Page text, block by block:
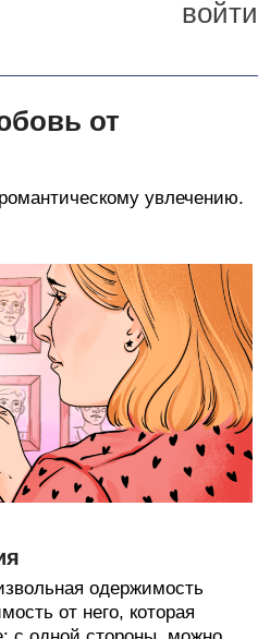
войти
от
увлечению.
одержимость
от него, которая